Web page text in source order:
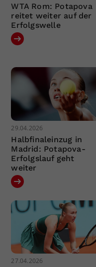
WTA Rom: Potapova
reitet weiter auf der
Erfolgswelle
29.04.2026
Halbfinaleinzug in
Madrid: Potapova-
Erfolgslauf geht
weiter
27.04.2026